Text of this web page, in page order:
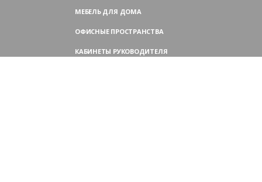
МЕБЕЛЬ ДЛЯ ДОМА
ОФИСНЫЕ ПРОСТРАНСТВА
КАБИНЕТЫ РУКОВОДИТЕЛЯ